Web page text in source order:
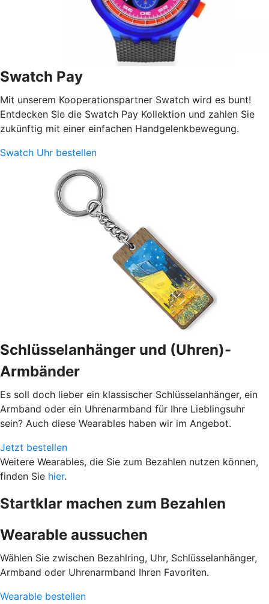
Swatch Pay
Mit unserem Kooperationspartner Swatch wird es bunt!
Entdecken Sie die Swatch Pay Kollektion und zahlen Sie
zukünftig mit einer einfachen Handgelenkbewegung.
Swatch Uhr bestellen
Schlüsselanhänger und (Uhren)-
Armbänder
Es soll doch lieber ein klassischer Schlüsselanhänger, ein
Armband oder ein Uhrenarmband für Ihre Lieblingsuhr
sein? Auch diese Wearables haben wir im Angebot.
Jetzt bestellen
Weitere Wearables, die Sie zum Bezahlen nutzen können,
finden Sie hier.
Startklar machen zum Bezahlen
Wearable aussuchen
Wählen Sie zwischen Bezahlring, Uhr, Schlüsselanhänger,
Armband oder Uhrenarmband Ihren Favoriten.
Wearable bestellen